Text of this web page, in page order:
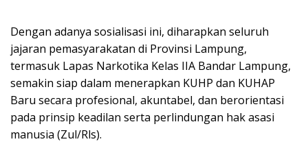
Dengan adanya sosialisasi ini, diharapkan seluruh
jajaran pemasyarakatan di Provinsi Lampung,
termasuk Lapas Narkotika Kelas IIA Bandar Lampung,
semakin siap dalam menerapkan KUHP dan KUHAP
Baru secara profesional, akuntabel, dan berorientasi
pada prinsip keadilan serta perlindungan hak asasi
manusia (Zul/Rls).